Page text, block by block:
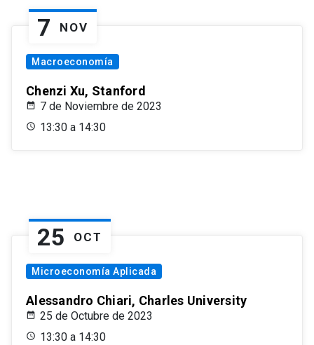
7 NOV
Macroeconomía
Chenzi Xu, Stanford
7 de Noviembre de 2023
13:30 a 14:30
25 OCT
Microeconomía Aplicada
Alessandro Chiari, Charles University
25 de Octubre de 2023
13:30 a 14:30